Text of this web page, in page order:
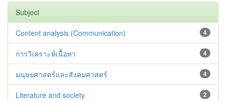
Subject
4
Content analysis (Communication)
4
การวิเคราะห์เนื้อหา
4
มนุษยศาสตร์และสังคมศาสตร์
2
Literature and society